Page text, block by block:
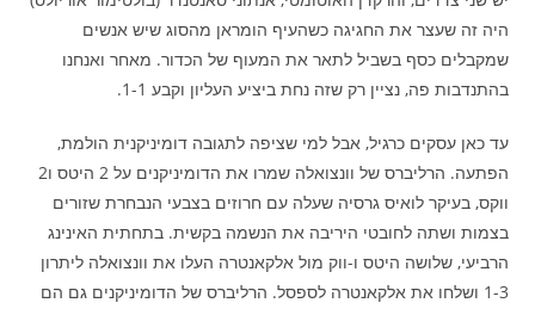
היה זה שעצר את החגיגה כשהעיף הומראן מהסוג שיש אנשים
שמקבלים כסף בשביל לתאר את המעוף של הכדור. מאחר ואנחנו
בהתנדבות פה, נציין רק שזה נחת ביציע העליון וקבע 1-1.
עד כאן עסקים כרגיל, אבל למי שציפה לתגובה דומיניקנית הולמת,
הפתעה. הרליברס של וונצואלה שמרו את הדומיניקנים על 2 היטס ו2
ווקס, בעיקר לואיס גרסיה שעלה עם חרוזים בצבעי הנבחרת שזורים
בצמות ושתה לחובטי היריבה את הנשמה בקשית. בתחתית האינינג
הרביעי, שלושה היטס ו-ווק מול אלקאנטרה העלו את וונצואלה ליתרון
1-3 ושלחו את אלקאנטרה לספסל. הרליברס של הדומיניקנים גם הם